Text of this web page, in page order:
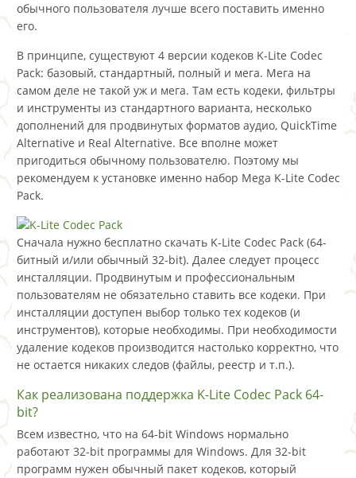
обычного пользователя лучше всего поставить именно
его.
В принципе, существуют 4 версии кодеков K-Lite Codec
Pack: базовый, стандартный, полный и мега. Мега на
самом деле не такой уж и мега. Там есть кодеки, фильтры
и инструменты из стандартного варианта, несколько
дополнений для продвинутых форматов аудио, QuickTime
Alternative и Real Alternative. Все вполне может
пригодиться обычному пользователю. Поэтому мы
рекомендуем к установке именно набор Mega K-Lite Codec
Pack.
Сначала нужно бесплатно скачать K-Lite Codec Pack (64-
битный и/или обычный 32-bit). Далее следует процесс
инсталляции. Продвинутым и профессиональным
пользователям не обязательно ставить все кодеки. При
инсталляции доступен выбор только тех кодеков (и
инструментов), которые необходимы. При необходимости
удаление кодеков производится настолько корректно, что
не остается никаких следов (файлы, реестр и т.п.).
Как реализована поддержка K-Lite Codec Pack 64-
bit?
Всем известно, что на 64-bit Windows нормально
работают 32-bit программы для Windows. Для 32-bit
программ нужен обычный пакет кодеков, который